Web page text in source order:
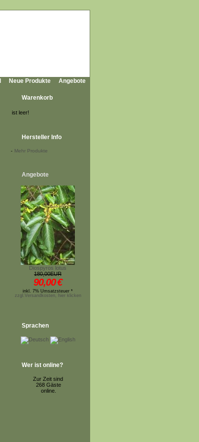
Neue Produkte Angebote
Warenkorb
ist leer!
Hersteller Info
- Mehr Produkte
Angebote
Diospyros lotus
180,00EUR
90,00€
inkl. 7% Umsatzsteuer *
zzgl.Versandkosten, hier klicken
Sprachen
Wer ist online?
Zur Zeit sind
268 Gäste
online.